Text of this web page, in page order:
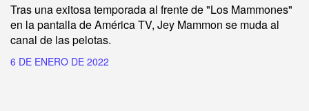
Tras una exitosa temporada al frente de "Los Mammones"
en la pantalla de América TV, Jey Mammon se muda al
canal de las pelotas.
6 DE ENERO DE 2022